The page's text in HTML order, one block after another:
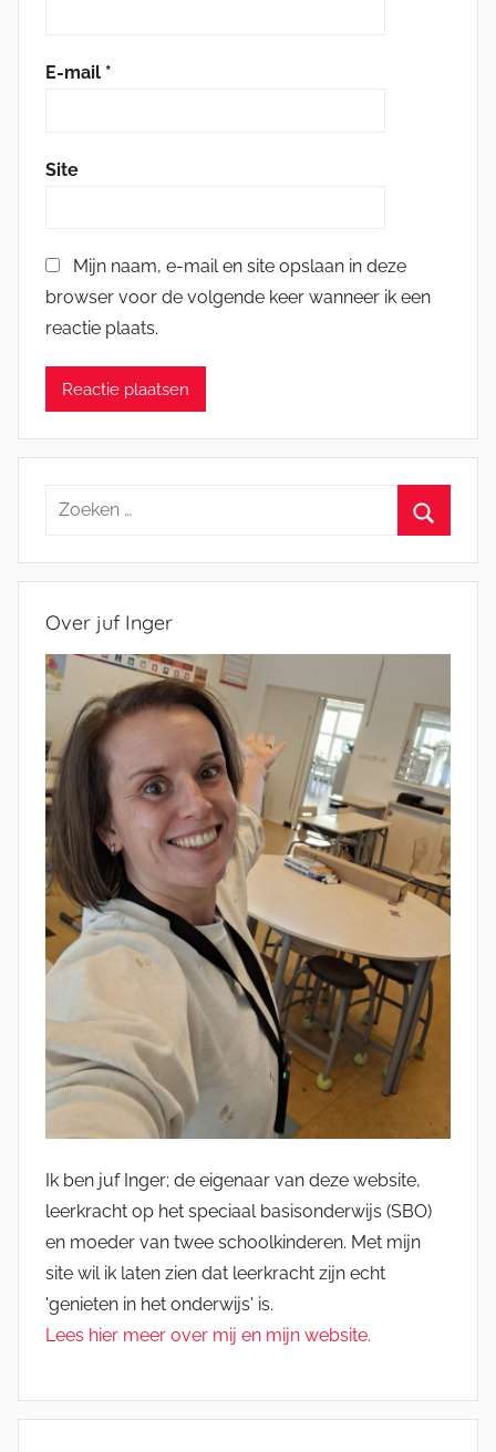
E-mail *
Site
Mijn naam, e-mail en site opslaan in deze
browser voor de volgende keer wanneer ik een
reactie plaats.
Zoeken
Over juf Inger
Ik ben juf Inger; de eigenaar van deze website,
leerkracht op het speciaal basisonderwijs (SBO)
en moeder van twee schoolkinderen. Met mijn
site wil ik laten zien dat leerkracht zijn echt
'genieten in het onderwijs' is.
Lees hier meer over mij en mijn website.